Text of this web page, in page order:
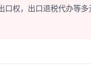
口权，出口退税代办等